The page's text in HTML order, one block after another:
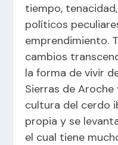
tiempo,
políticos
emprendimiento.
cambios
la forma de vivir
Sierras de Aroche
cultura del cerdo
propia y se
el cual tiene